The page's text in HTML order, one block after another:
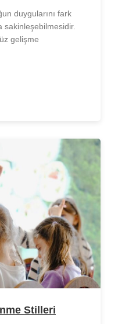
duygularını fark
gelişme
Stilleri